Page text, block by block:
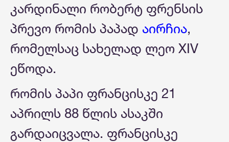
კარდინალი რობერტ ფრენსის
პრევო რომის პაპად აირჩია,
რომელსაც სახელად ლეო XIV
ეწოდა.
რომის პაპი ფრანცისკე 21
აპრილს 88 წლის ასაკში
გარდაიცვალა. ფრანცისკე